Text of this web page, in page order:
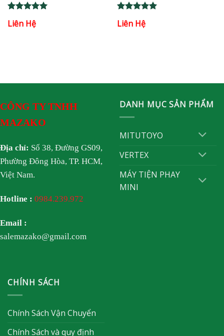
out of 5
Liên Hệ
out of 5
Liên Hệ
CÔNG TY TNHH
MAZAKO
Địa chỉ: Số 38, Đường GS09,
Phường Đông Hòa, TP. HCM,
Việt Nam.
Hotline : 0984.239.972
Email :
salemazako@gmail.com
DANH MỤC SẢN PHẨM
MITUTOYO
VERTEX
MÁY TIỆN PHAY
MINI
CHÍNH SÁCH
Chính Sách Vận Chuyển
Chính Sách và quy định